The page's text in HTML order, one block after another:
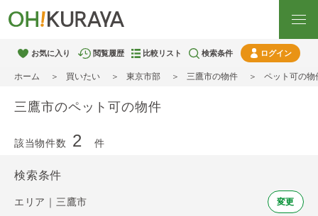
お気に入り 閲覧履歴 比較リスト 検索条件 ログイン
ホーム 買いたい 東京市部 三鷹市の物件 ペット可の物
三鷹市のペット可の物件
該当物件数 2 件
検索条件
エリア｜三鷹市 変更